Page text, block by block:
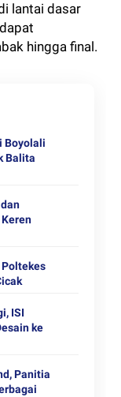
lantai dasar
hingga final.
Boyolali
Balita
Keren
ISI
ke
Panitia